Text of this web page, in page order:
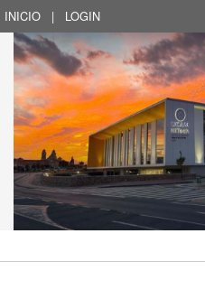
INICIO | LOGIN